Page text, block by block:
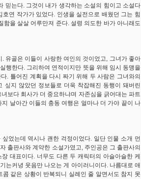
믿는다. 그것이 내가 생각하는 소설의 힘이고 소설다
연 작가가 있었다. 인생을 실전으로 배웠던 그는 힘
을 살살 어루만져 준다. 설령 의도한 바가 아니래도
유골은 이들이 사랑한 여인의 것이었고, 그녀가 좋아
행한다. 그리하여 연적이지만 뜻을 위해 임시 동맹을
. 틀어진 계획을 다시 짜기 위해 두 사람은 그녀와의
싶지 않았던 정보들로 더욱 착잡해진 동행이 돼버린
보다 회사가 더 중요하냐며 자존심을 긁어대는 파트
날아간 이들의 충동 여행은 얼마나 더 가야 끝이 나
었는데 역시나 괜한 걱정이었다. 일단 인물 소개 먼
출판사와 계약한 소설가였고, 주인공은 그 출판사의
대표이다. 너무도 다른 두 캐릭터의 아슬아슬한 케
는커녕 웃음만 나오는 게 아이러니이다. 나름대로 애
같은 상황이 반복되니 실례인 줄 알면서도 참지 못